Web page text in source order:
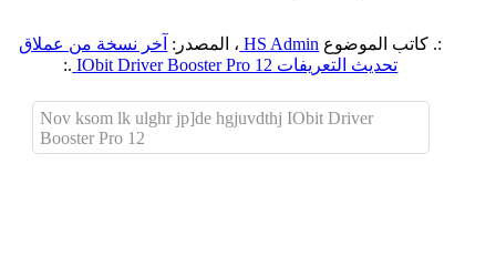
:. كاتب الموضوع HS Admin ، المصدر: آخر نسخة من عملاق
تحديث التعريفات IObit Driver Booster Pro 12
.:
Nov ksom lk ulghr jp]de hgjuvdthj IObit Driver
Booster Pro 12